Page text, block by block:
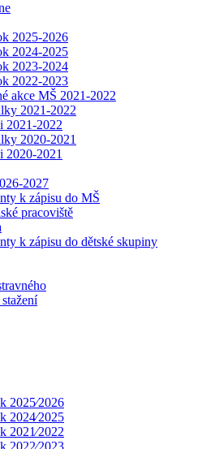
2025-2026
2024-2025
2023-2024
2022-2023
akce MŠ 2021-2022
2021-2022
2021-2022
2020-2021
2020-2021
2027
k zápisu do MŠ
pracoviště
k zápisu do dětské skupiny
2025⁄2026
2024⁄2025
2021⁄2022
2022⁄2023